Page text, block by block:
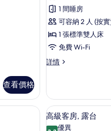
查看價格
典
客
房,
1
張
雙
人
床
價)
1 間睡房
可容納 2 人 (按
1 張標準雙人床
免費 Wi-Fi
詳情
經
1
張
標
夾萬、書桌、隔音、可攜式嬰兒床
載
入
8
高級客房, 露台
優異